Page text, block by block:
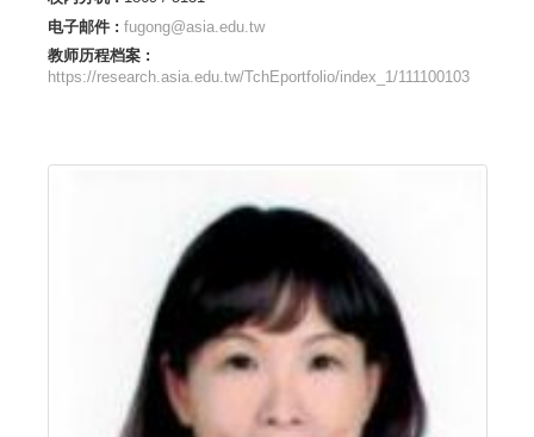
电子邮件 : fugong@asia.edu.tw
教师历程档案 :
https://research.asia.edu.tw/TchEportfolio/index_1/111100103